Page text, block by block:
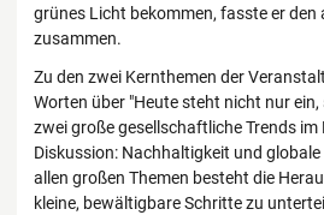
grünes Licht bekommen, fasste er den
zusammen.
Zu den zwei Kernthemen der
Worten über "Heute steht nicht nur
zwei große gesellschaftliche Trends
Diskussion: Nachhaltigkeit und
allen großen Themen besteht die
kleine, bewältigbare Schritte zu